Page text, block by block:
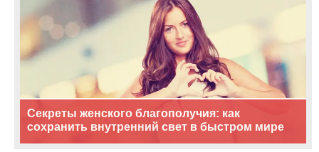
Секреты женского благополучия: как
сохранить внутренний свет в быстром мире